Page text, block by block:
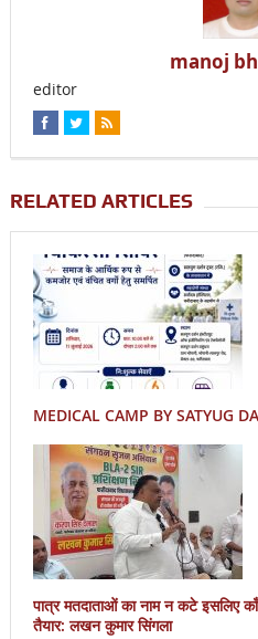
manoj
editor
RELATED ARTICLES
MEDICAL CAMP BY SATYUG
पात्र मतदाताओं का नाम न कटे इसलिए
तैयार: लखन कुमार सिंगला